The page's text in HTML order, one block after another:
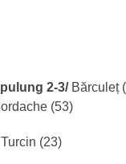
2-3/ Bărculeț
(53)
(23)